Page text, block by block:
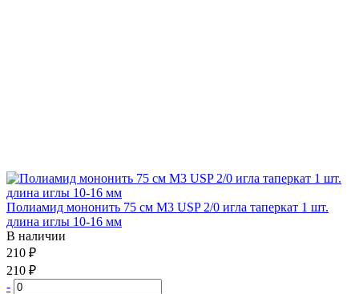
Полиамид мононить 75 см М3 USP 2/0 игла таперкат 1 шт.
длина иглы 10-16 мм
В наличии
210 ₽
210 ₽
-